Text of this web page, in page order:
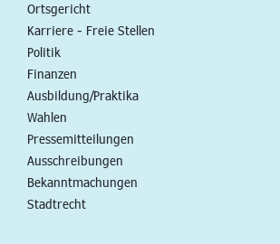
Ortsgericht
Karriere - Freie Stellen
Politik
Finanzen
Ausbildung/Praktika
Wahlen
Pressemitteilungen
Ausschreibungen
Bekanntmachungen
Stadtrecht